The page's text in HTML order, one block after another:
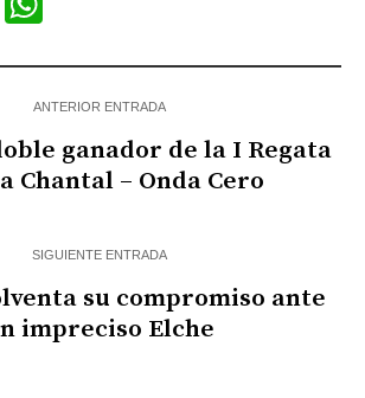
ANTERIOR ENTRADA
ganador de la I Regata
Chantal – Onda Cero
SIGUIENTE ENTRADA
su compromiso ante
impreciso Elche